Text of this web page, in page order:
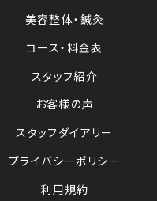
美容整体・鍼灸
コース・料金表
スタッフ紹介
お客様の声
スタッフダイアリー
プライバシーポリシー
利用規約